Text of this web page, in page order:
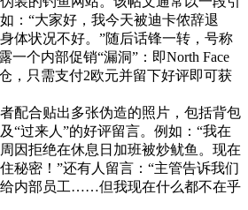
：“大家好，我今天被迪卡侬辞退
体状况不好。”随后话锋一转，号称
一个内部促销“漏洞”：即North Face
，只需支付2欧元并留下好评即可获
配合贴出多张伪造的照片，包括背包
“过来人”的好评留言。例如：“我在
因拒绝在休息日加班被炒鱿鱼。现在
秘密！”还有人留言：“主管告诉我们
内部员工……但我现在什么都不在乎